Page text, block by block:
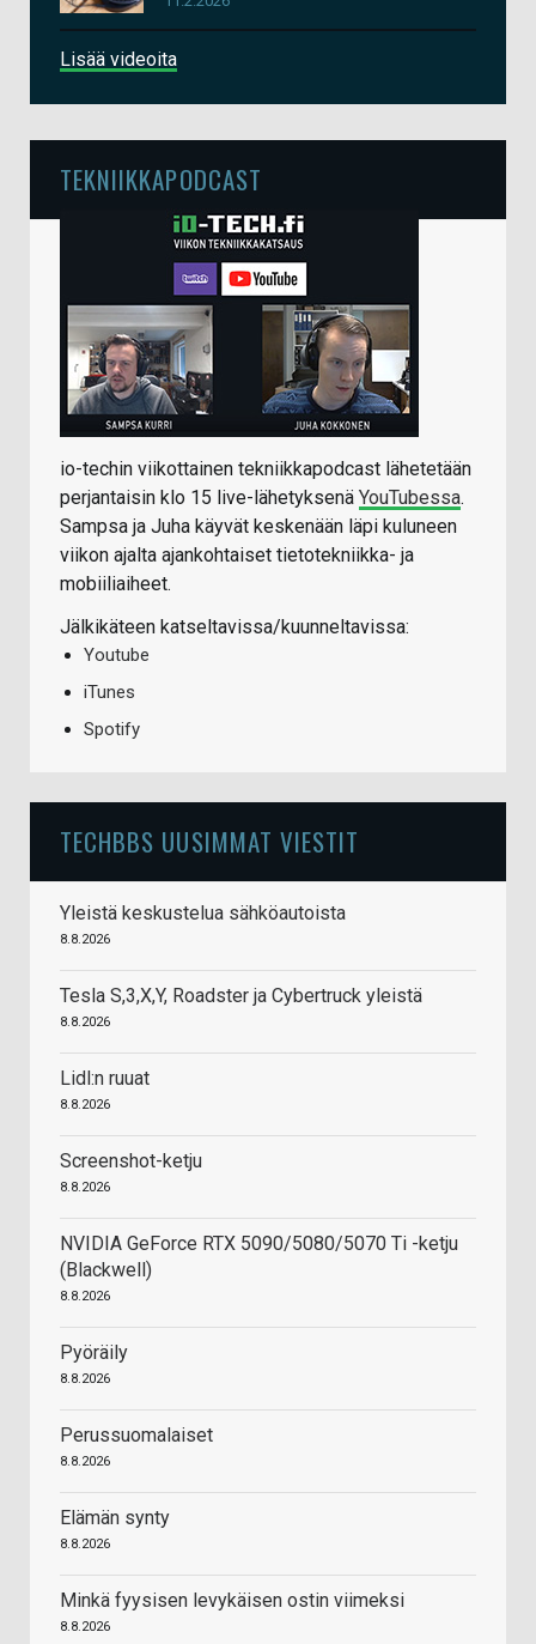
Lisää videoita
TEKNIIKKAPODCAST
io-techin viikottainen tekniikkapodcast lähetetään
perjantaisin klo 15 live-lähetyksenä YouTubessa.
Sampsa ja Juha käyvät keskenään läpi kuluneen
viikon ajalta ajankohtaiset tietotekniikka- ja
mobiiliaiheet.
Jälkikäteen katseltavissa/kuunneltavissa:
Youtube
iTunes
Spotify
TECHBBS UUSIMMAT VIESTIT
Yleistä keskustelua sähköautoista
8.8.2026
Tesla S,3,X,Y, Roadster ja Cybertruck yleistä
8.8.2026
Lidl:n ruuat
8.8.2026
Screenshot-ketju
8.8.2026
NVIDIA GeForce RTX 5090/5080/5070 Ti -ketju
(Blackwell)
8.8.2026
Pyöräily
8.8.2026
Perussuomalaiset
8.8.2026
Elämän synty
8.8.2026
Minkä fyysisen levykäisen ostin viimeksi
8.8.2026